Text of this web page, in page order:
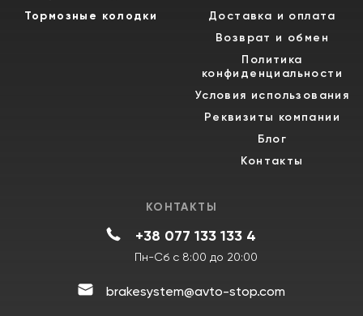
Тормозные колодки
Доставка и оплата
Возврат и обмен
Политика
конфиденциальности
Условия использования
Реквизиты компании
Блог
Контакты
КОНТАКТЫ
+38 077 133 133 4
Пн-Сб с 8:00 до 20:00
brakesystem@avto-stop.com